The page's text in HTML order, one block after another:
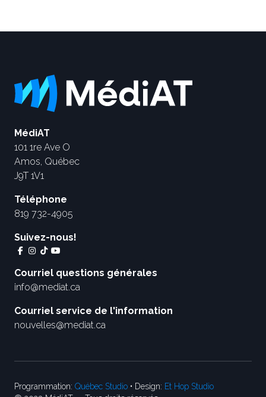
MédiAT
101 1re Ave O
Amos, Québec
J9T 1V1
Téléphone
819 732-4905
Suivez-nous!
Courriel questions générales
info@mediat.ca
Courriel service de l'information
nouvelles@mediat.ca
Programmation: Québec Studio • Design: Et Hop Studio